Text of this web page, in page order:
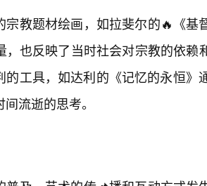
宗教题材绘画，如拉斐尔的🔥《基
，也反映了当时社会对宗教的依赖
的工具，如达利的《记忆的永恒》
流逝的思考。